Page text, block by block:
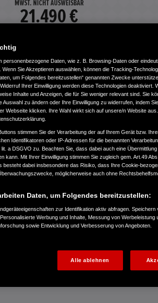
MWST. NICHT AUSWEISBAR
21.490 €
personenbezogene Daten, wie z. B. Browsing-Daten oder
Sie Akzeptieren auswählen, können die Tracking-
um Folgendes bereitzustellen“ genannten Zwecke
Ihrer Einwilligung werden diese Technologien deaktiviert.
Inhalte und Anzeigen, die für Sie weniger relevant sind. Sie
zu ändern oder Ihre Einwilligung zu widerrufen, indem
Webseite klicken. Ihre Wahl wirkt sich auf unsere/n Website
stimmen Sie der Verarbeitung der auf Ihrem Gerät bzw.
Identifikatoren oder IP-Adressen für die benannten
a DSGVO zu. Beachten Sie, dass dabei auch eine Übermittlung
kann. Mit Ihrer Einwilligung stimmen Sie zugleich gem. Art.49
besteht dabei insbesondere das Risiko, dass Ihre Cookie-
möglicherweise auch ohne
Daten, um Folgendes bereitzustellen:
zur Identifikation aktiv abfragen. Speichern
Werbung und Inhalte, Messung von Werbeleistung
sowie Entwicklung und Verbesserung von Angeboten.
Alle ablehnen